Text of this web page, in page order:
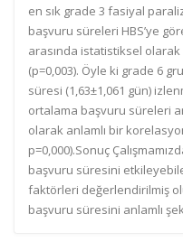
en sık grade 3 fasiyal
başvuru süreleri HBS’ye
arasında istatistiksel olarak
(p=0,003). Öyle ki grade 6
süresi (1,63±1,061 gün)
ortalama başvuru süreleri
olarak anlamlı bir
p=0,000).Sonuç
başvuru süresini
faktörleri değerlendirilmiş
başvuru süresini anlamlı